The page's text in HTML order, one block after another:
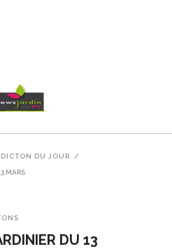
DICTON DU JOUR /
MARS
DU 13